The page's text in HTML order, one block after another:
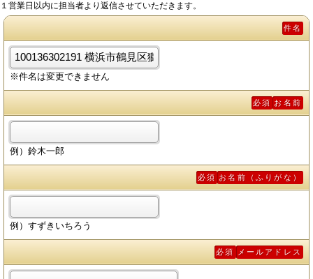
１営業日以内に担当者より返信させていただきます。
件名
※件名は変更できません
お名前
必須
例）鈴木一郎
お名前（ふりがな）
必須
例）すずきいちろう
メールアドレス
必須